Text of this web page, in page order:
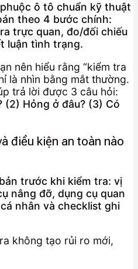
ô tô chuẩn kỹ thuật
theo 4 bước chính:
trực quan, đo/đối chiếu
luận tình trạng.
nên hiểu rằng “kiểm tra
là nhìn bằng mắt thường.
trả lời được 3 câu hỏi:
Hỏng ở đâu? (3) Có
điều kiện an toàn nào
trước khi kiểm tra: vị
nâng đỡ, dụng cụ quan
nhân và checklist ghi
không tạo rủi ro mới,